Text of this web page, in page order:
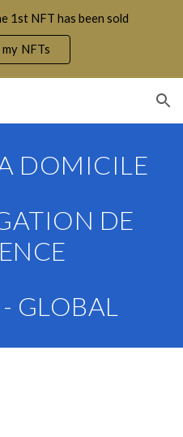
1st NFT has been sold
NFTs
DOMICILE
DE
GLOBAL